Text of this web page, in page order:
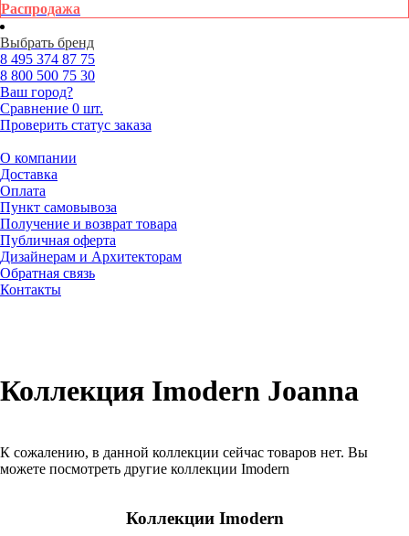
Распродажа
Выбрать бренд
8 495 374 87 75
8 800 500 75 30
Ваш город?
Сравнение 0 шт.
Проверить статус заказа
О компании
Доставка
Оплата
Пункт самовывоза
Получение и возврат товара
Публичная оферта
Дизайнерам и Архитекторам
Обратная связь
Контакты
Коллекция Imodern Joanna
К сожалению, в данной коллекции сейчас товаров нет. Вы
можете посмотреть другие коллекции Imodern
Коллекции Imodern